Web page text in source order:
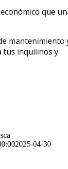
que
mantenimiento
tus inquilinos y
2025-04-30